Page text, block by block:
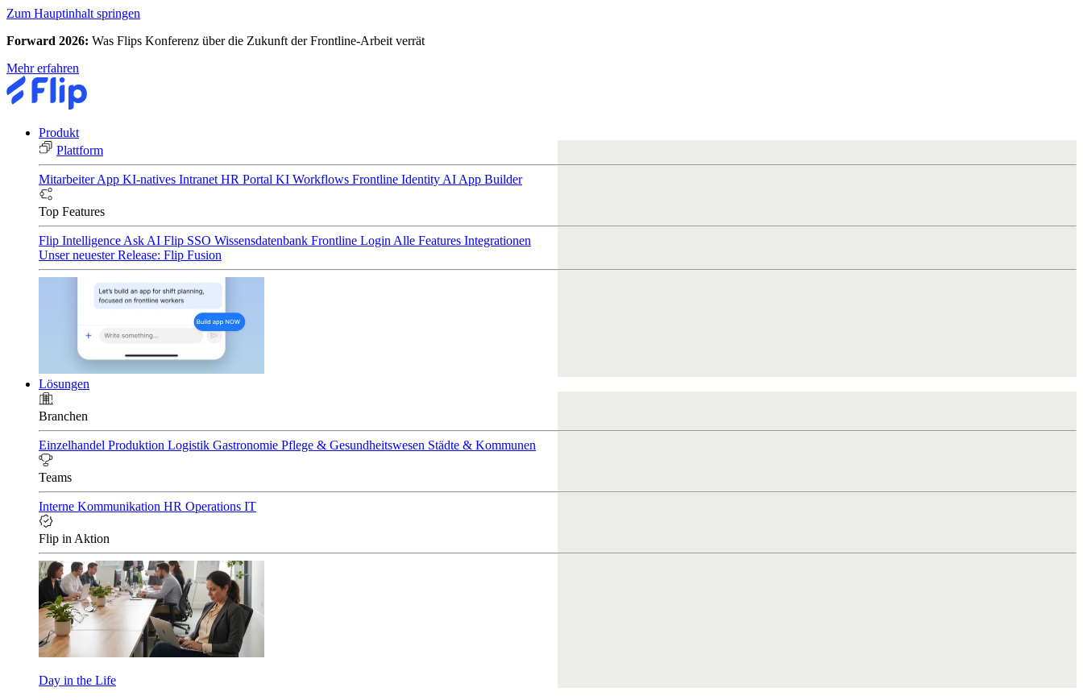
Zum Hauptinhalt springen
Forward 2026: Was Flips Konferenz über die Zukunft der Frontline-Arbeit verrät
Mehr erfahren
Produkt
Plattform
Mitarbeiter App KI-natives Intranet HR Portal KI Workflows Frontline Identity AI App Builder
Top Features
Flip Intelligence Ask AI Flip SSO Wissensdatenbank Frontline Login Alle Features Integrationen
Unser neuester Release: Flip Fusion
Lösungen
Branchen
Einzelhandel Produktion Logistik Gastronomie Pflege & Gesundheitswesen Städte & Kommunen
Teams
Interne Kommunikation HR Operations IT
Flip in Aktion
Day in the Life